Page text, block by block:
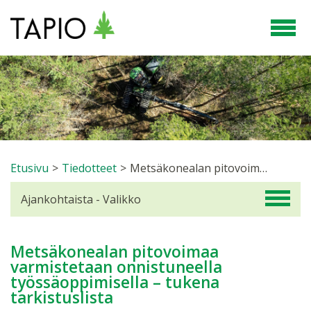
Etusivu > Tiedotteet > Metsäkonealan pitovoimaa varmistetaan onnistuneella työssäoppimisella – tukena tarkistuslista
Metsäkonealan pitovoimaa
varmistetaan onnistuneella
työssäoppimisella – tukena
tarkistuslista
Ajankohtaista - Valikko